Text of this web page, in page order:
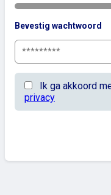
Bevestig wachtwoord
Ik ga akkoord
privacy